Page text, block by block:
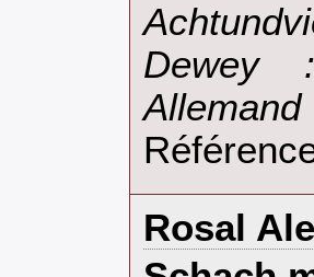
Dewey
Allemand‎
‎Rosal